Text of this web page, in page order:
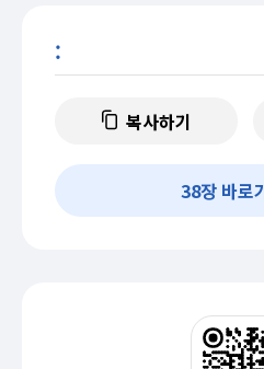
:
복사하기
38장 바로